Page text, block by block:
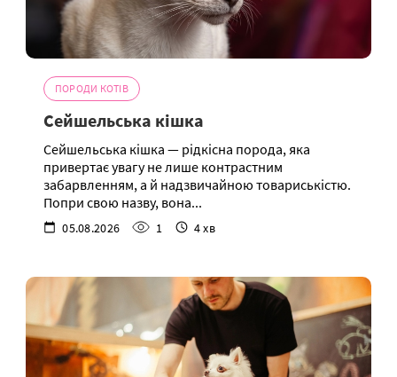
ПОРОДИ КОТІВ
Сейшельська кішка
Сейшельська кішка — рідкісна порода, яка
привертає увагу не лише контрастним
забарвленням, а й надзвичайною товариськістю.
Попри свою назву, вона...
05.08.2026 1 4 хв